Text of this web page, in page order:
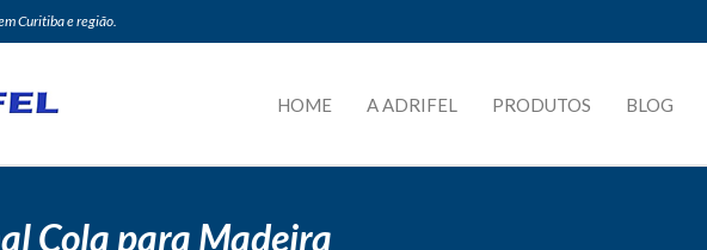
Curitiba e região.
HOME A ADRIFEL PRODUTOS BLOG
Cola para Madeira